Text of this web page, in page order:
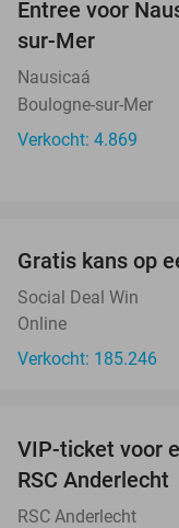
Entree voor
sur-Mer
Nausicaá
Boulogne-sur-Mer
Verkocht: 4.869
Gratis kans op
Social Deal Win
Online
Verkocht: 185.246
VIP-ticket voor
RSC Anderlecht
RSC Anderlecht